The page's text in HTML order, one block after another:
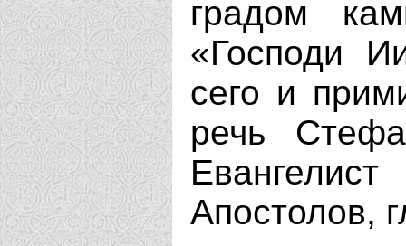
градом
«Господи
сего и
речь
Апостолов,